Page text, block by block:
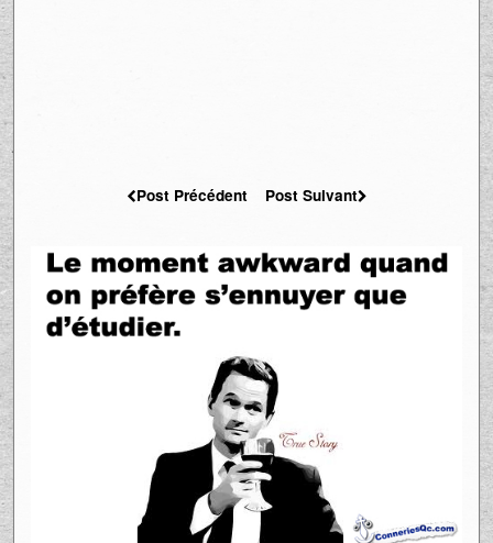
Post Précédent Post Suivant